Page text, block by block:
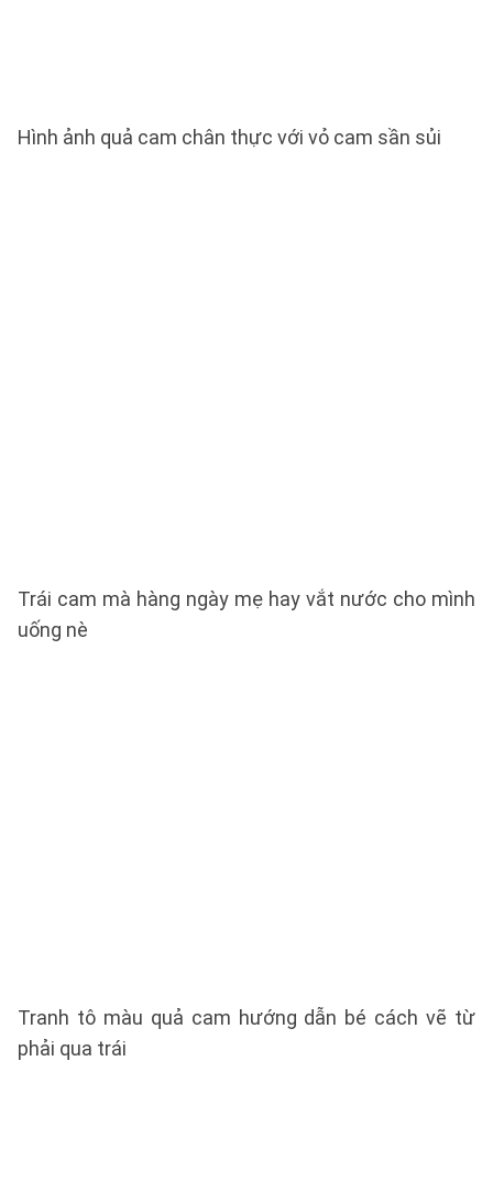
Hình ảnh quả cam chân thực với vỏ cam sần sủi
Trái cam mà hàng ngày mẹ hay vắt nước cho mình
uống nè
Tranh tô màu quả cam hướng dẫn bé cách vẽ từ
phải qua trái